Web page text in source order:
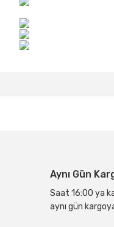
Ürün fiyatı diğer
Bu ürüne benzer
Aynı Gün
Saat 16:00 ya
aynı gün